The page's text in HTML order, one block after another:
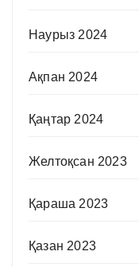
Наурыз 2024
Ақпан 2024
Қаңтар 2024
Желтоқсан 2023
Қараша 2023
Қазан 2023